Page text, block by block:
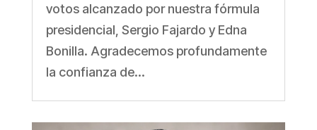
votos alcanzado por nuestra fórmula
presidencial, Sergio Fajardo y Edna
Bonilla. Agradecemos profundamente
la confianza de...